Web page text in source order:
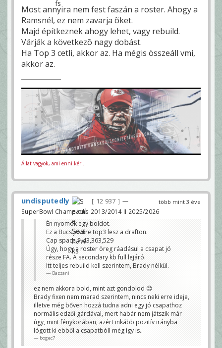
Most annyira nem fest faszán a roster. Ahogy a
Ramsnél, ez nem zavarja õket.
Majd építkeznek ahogy lehet, vagy rebuild.
Várják a következõ nagy dobást.
Ha Top 3 cetli, akkor az. Ha mégis összeáll vmi,
akkor az.
Állat vagyok, ami enni kér...
több mint 3 éve
undisputedly 12 937
—
SuperBowl Champions 2013/2014 II 2025/2026
Én nyomok egy boldot.
Ez a Bucs jövőre top3 lesz a drafton.
Cap space $-43,363,529
Úgy, hogy a roster öreg ráadásul a csapat jó
része FA. A secondary kb full lejáró.
Itt teljes rebuild kell szerintem, Brady nélkül.
Bazzani
ez nem akkora bold, mint azt gondolod 😊
Brady fixen nem marad szerintem, nincs neki erre ideje,
illetve még bőven hozzá tudna adni egy jó csapathoz
normális edzői gárdával, mert habár nem játszik már
úgy, mint fénykorában, azért inkább pozitív irányba
lógott ki ebből a csapatbóll még így is..
bogec7